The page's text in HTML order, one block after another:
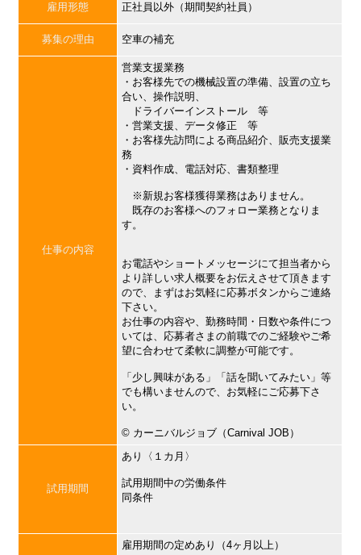
雇用形態 正社員以外（期間契約社員）
募集の理由 空車の補充
仕事の内容
営業支援業務
・お客様先での機械設置の準備、設置の立ち
合い、操作説明、
ドライバーインストール 等
・営業支援、データ修正 等
・お客様先訪問による商品紹介、販売支援業
務
・資料作成、電話対応、書類整理
※新規お客様獲得業務はありません。
既存のお客様へのフォロー業務となりま
す。
お電話やショートメッセージにて担当者から
より詳しい求人概要をお伝えさせて頂きます
ので、まずはお気軽に応募ボタンからご連絡
下さい。
お仕事の内容や、勤務時間・日数や条件につ
いては、応募者さまの前職でのご経験やご希
望に合わせて柔軟に調整が可能です。
「少し興味がある」「話を聞いてみたい」等
でも構いませんので、お気軽にご応募下さ
い。
©︎ カーニバルジョブ（Carnival JOB）
試用期間
あり〈１カ月〉
試用期間中の労働条件
同条件
雇用期間の定めあり（4ヶ月以上）